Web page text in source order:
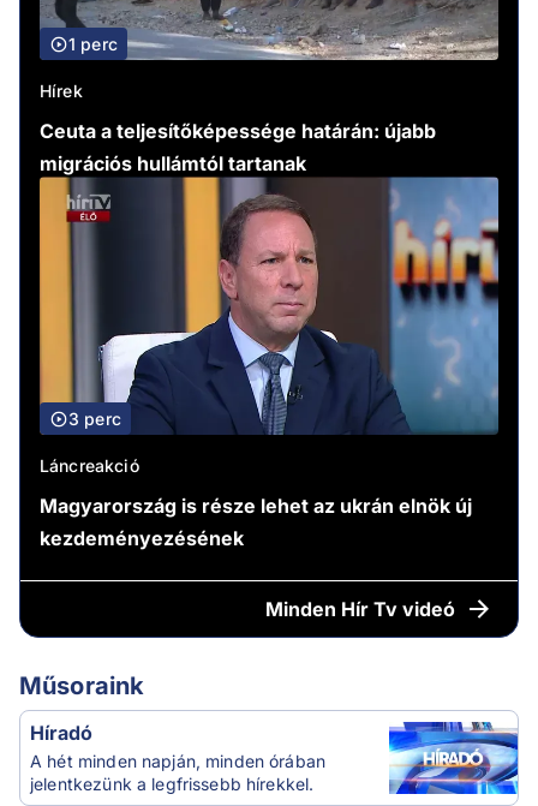
1 perc
Hírek
Ceuta a teljesítőképessége határán: újabb
migrációs hullámtól tartanak
3 perc
Láncreakció
Magyarország is része lehet az ukrán elnök új
kezdeményezésének
Minden Hír Tv videó
Műsoraink
Híradó
A hét minden napján, minden órában
jelentkezünk a legfrissebb hírekkel.